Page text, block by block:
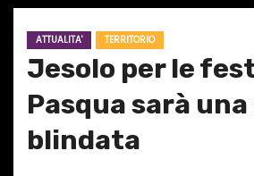
ATTUALITA' TERRITORIO
Jesolo per le
Pasqua sarà
blindata